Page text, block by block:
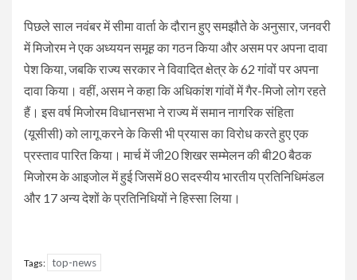
पिछले साल नवंबर में सीमा वार्ता के दौरान हुए समझौते के अनुसार, जनवरी
में मिजोरम ने एक अध्ययन समूह का गठन किया और असम पर अपना दावा
पेश किया, जबकि राज्य सरकार ने विवादित क्षेत्र के 62 गांवों पर अपना
दावा किया। वहीं, असम ने कहा कि अधिकांश गांवों में गैर-मिजो लोग रहते
हैं। इस वर्ष मिजोरम विधानसभा ने राज्य में समान नागरिक संहिता
(यूसीसी) को लागू करने के किसी भी प्रयास का विरोध करते हुए एक
प्रस्ताव पारित किया। मार्च में जी20 शिखर सम्मेलन की बी20 बैठक
मिजोरम के आइजोल में हुई जिसमें 80 सदस्यीय भारतीय प्रतिनिधिमंडल
और 17 अन्य देशों के प्रतिनिधियों ने हिस्सा लिया।
Tags: top-news